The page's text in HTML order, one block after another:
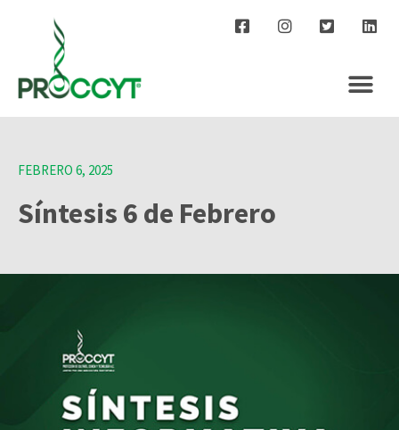
FEBRERO 6, 2025
Síntesis 6 de Febrero